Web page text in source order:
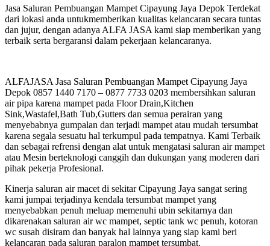
Jasa Saluran Pembuangan Mampet Cipayung Jaya Depok Terdekat
dari lokasi anda untukmemberikan kualitas kelancaran secara tuntas
dan jujur, dengan adanya ALFA JASA kami siap memberikan yang
terbaik serta bergaransi dalam pekerjaan kelancaranya.
ALFAJASA Jasa Saluran Pembuangan Mampet Cipayung Jaya
Depok 0857 1440 7170 – 0877 7733 0203 membersihkan saluran
air pipa karena mampet pada Floor Drain,Kitchen
Sink,Wastafel,Bath Tub,Gutters dan semua perairan yang
menyebabnya gumpalan dan terjadi mampet atau mudah tersumbat
karena segala sesuatu hal terkumpul pada tempatnya. Kami Terbaik
dan sebagai refrensi dengan alat untuk mengatasi saluran air mampet
atau Mesin berteknologi canggih dan dukungan yang moderen dari
pihak pekerja Profesional.
Kinerja saluran air macet di sekitar Cipayung Jaya sangat sering
kami jumpai terjadinya kendala tersumbat mampet yang
menyebabkan penuh meluap memenuhi ubin sekitarnya dan
dikarenakan saluran air wc mampet, septic tank wc penuh, kotoran
wc susah disiram dan banyak hal lainnya yang siap kami beri
kelancaran pada saluran paralon mampet tersumbat.